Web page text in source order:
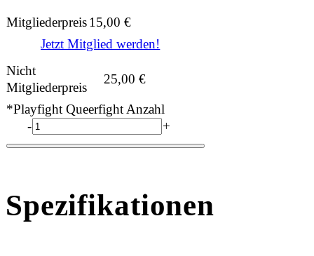
Mitgliederpreis15,00€
Jetzt Mitglied werden!
Nicht
Mitgliederpreis
25,00€
*Playfight Queerfight Anzahl
-
+
Spezifikationen